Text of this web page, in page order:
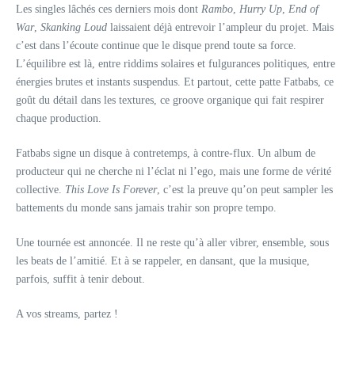
Les singles lâchés ces derniers mois dont Rambo Hurry Up End of
War, Skanking Loud laissaient déjà entrevoir l’ampleur du projet. Mais
c’est dans l’écoute continue que le disque prend toute sa force.
L’équilibre est là, entre riddims solaires et fulgurances politiques, entre
énergies brutes et instants suspendus. Et partout, cette patte Fatbabs, ce
goût du détail dans les textures, ce groove organique qui fait respirer
chaque production.
Fatbabs signe un disque à contretemps, à contre-flux. Un album de
producteur qui ne cherche ni l’éclat ni l’ego, mais une forme de vérité
collective. This Love Is Forever, c’est la preuve qu’on peut sampler les
battements du monde sans jamais trahir son propre tempo.
Une tournée est annoncée. Il ne reste qu’à aller vibrer, ensemble, sous
les beats de l’amitié. Et à se rappeler, en dansant, que la musique,
parfois, suffit à tenir debout.
A vos streams, partez !